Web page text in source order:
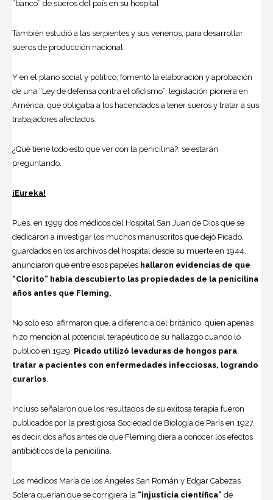
“banco” de sueros del país en su hospital.
También estudió a las serpientes y sus venenos, para desarrollar
sueros de producción nacional.
Y en el plano social y político, fomentó la elaboración y aprobación
de una “Ley de defensa contra el ofidismo”, legislación pionera en
América, que obligaba a los hacendados a tener sueros y tratar a sus
trabajadores afectados.
¿Qué tiene todo esto que ver con la penicilina?, se estarán
preguntando.
¡Eureka!
Pues, en 1999 dos médicos del Hospital San Juan de Dios que se
dedicaron a investigar los muchos manuscritos que dejó Picado,
guardados en los archivos del hospital desde su muerte en 1944,
anunciaron que entre esos papeles hallaron evidencias de que
“Clorito” había descubierto las propiedades de la penicilina
años antes que Fleming.
No solo eso, afirmaron que, a diferencia del británico, quien apenas
hizo mención al potencial terapéutico de su hallazgo cuando lo
publicó en 1929, Picado utilizó levaduras de hongos para
tratar a pacientes con enfermedades infecciosas, logrando
curarlos
Incluso señalaron que los resultados de su exitosa terapia fueron
publicados por la prestigiosa Sociedad de Biología de París en 1927,
es decir, dos años antes de que Fleming diera a conocer los efectos
antibióticos de la penicilina.
Los médicos María de los Ángeles San Román y Edgar Cabezas
Solera querían que se corrigiera la “injusticia científica” de